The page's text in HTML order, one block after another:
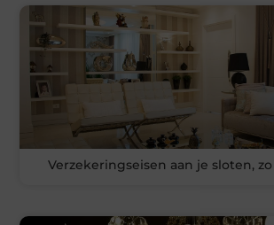
Verzekeringseisen aan je sloten,